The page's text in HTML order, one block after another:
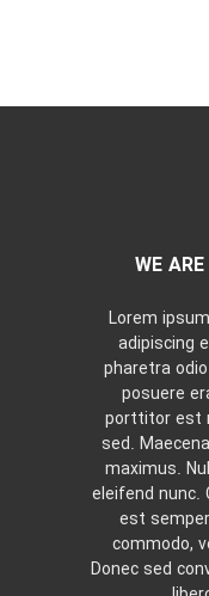
WE
Lorem
adipiscing
pharetra
posuere
porttitor est
sed.
maximus.
eleifend
est
commodo,
Donec sed